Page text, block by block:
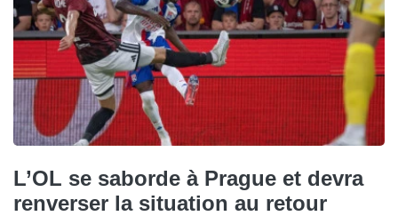
L’OL se saborde à Prague et devra
renverser la situation au retour